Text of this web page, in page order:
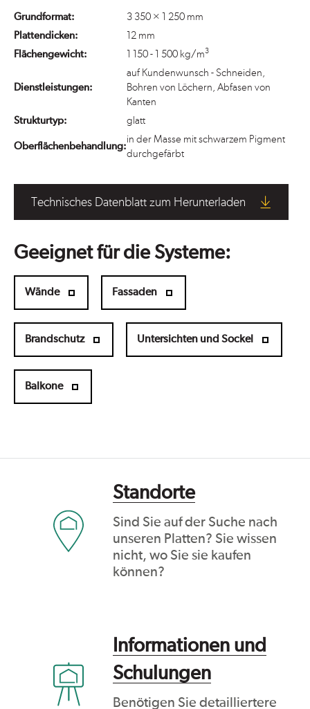
Grundformat:
3 350 × 1 250 mm
Plattendicken:
12 mm
Flächengewicht:
1 150 - 1 500 kg/m3
Dienstleistungen:
auf Kundenwunsch - Schneiden,
Bohren von Löchern, Abfasen von
Kanten
Strukturtyp:
glatt
Oberflächenbehandlung:
in der Masse mit schwarzem Pigment
durchgefärbt
Technisches Datenblatt zum Herunterladen
Geeignet für die Systeme:
Wände Fassaden
Brandschutz Untersichten und Sockel
Balkone
Standorte
Sind Sie auf der Suche nach
unseren Platten? Sie wissen
nicht, wo Sie sie kaufen
können?
Informationen und
Schulungen
Benötigen Sie detailliertere